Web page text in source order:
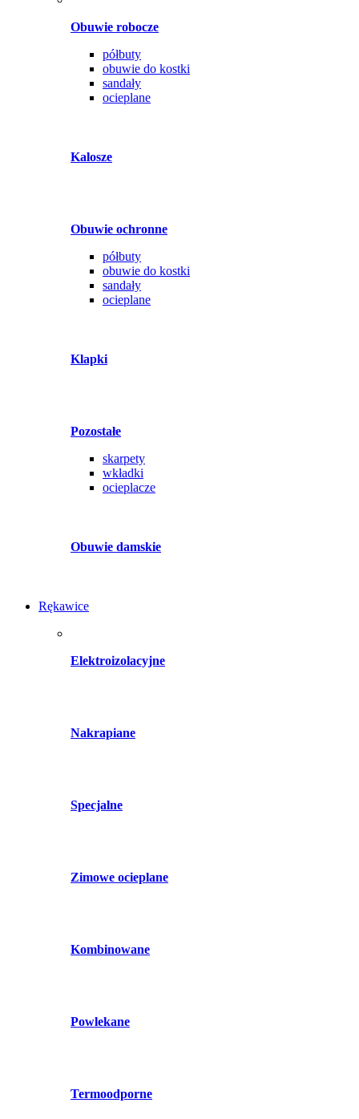
Obuwie robocze
półbuty
obuwie do kostki
sandały
ocieplane
Kalosze
Obuwie ochronne
półbuty
obuwie do kostki
sandały
ocieplane
Klapki
Pozostałe
skarpety
wkładki
ocieplacze
Obuwie damskie
Rękawice
Elektroizolacyjne
Nakrapiane
Specjalne
Zimowe ocieplane
Kombinowane
Powlekane
Termoodporne